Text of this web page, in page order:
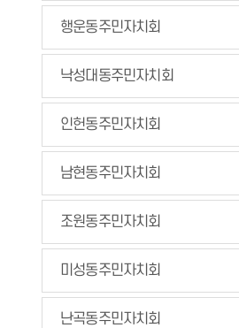
행운동주민자치회
낙성대동주민자치회
인헌동주민자치회
남현동주민자치회
조원동주민자치회
미성동주민자치회
난곡동주민자치회